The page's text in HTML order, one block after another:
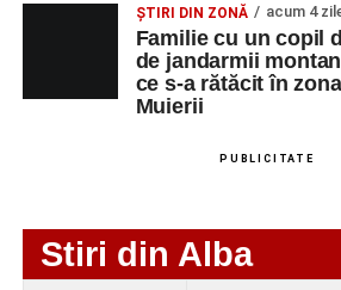
NUMERICA
Ultimele știri din Sebeș
ȘTIRI DIN ZONĂ acum 4
Familie cu un copil
de jandarmii
ce s-a rătăcit în
Muierii
PUBLICITATE
Stiri din Alba